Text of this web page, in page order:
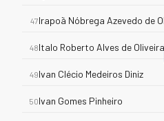
47Irapoã Nóbrega Azevedo de
48Italo Roberto Alves de Oliveira
49Ivan Clécio Medeiros Diniz
50Ivan Gomes Pinheiro